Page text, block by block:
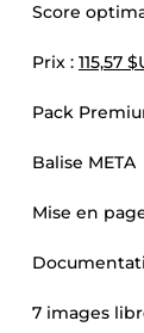
Score
Prix : 115,57
Pack
Balise META
Mise en
7 images